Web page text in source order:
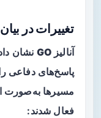
تغییرات در
آنالیزGO نشان
پاسخ‌های دفاعی
مسیرها
فعال شدند: